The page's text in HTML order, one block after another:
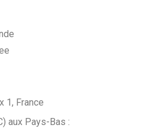
1, France
aux Pays-Bas :